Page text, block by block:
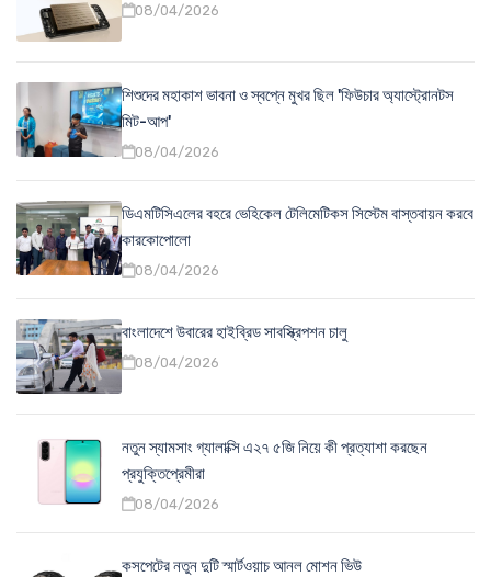
08/04/2026
শিশুদের মহাকাশ ভাবনা ও স্বপ্নে মুখর ছিল 'ফিউচার অ্যাস্ট্রোনটস
মিট-আপ'
08/04/2026
ডিএমটিসিএলের বহরে ভেহিকেল টেলিমেটিকস সিস্টেম বাস্তবায়ন করবে
কারকোপোলো
08/04/2026
বাংলাদেশে উবারের হাইব্রিড সাবস্ক্রিপশন চালু
08/04/2026
নতুন স্যামসাং গ্যালাক্সি এ২৭ ৫জি নিয়ে কী প্রত্যাশা করছেন
প্রযুক্তিপ্রেমীরা
08/04/2026
কসপেটের নতুন দুটি স্মার্টওয়াচ আনল মোশন ভিউ